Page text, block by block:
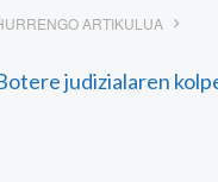
ARTIKULUA
judizialaren